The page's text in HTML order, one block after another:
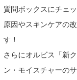
質問ボックスにチェ
原因やスキンケアの
す！
さらにオルビス「新
ン・モイスチャーの